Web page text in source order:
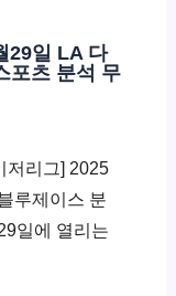
29일 LA 다
포츠 분석 무
저리그] 2025
루제이스 분
일에 열리는